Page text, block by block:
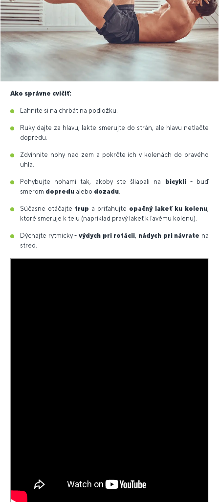
Ako správne cvičiť:
Ľahnite si na chrbát na podložku.
Ruky dajte za hlavu, lakte smerujte do strán, ale hlavu netlačte
dopredu.
Zdvihnite nohy nad zem a pokrčte ich v kolenách do pravého
uhla.
Pohybujte nohami tak, akoby ste šliapali na bicykli- buď
smerom dopredu alebo dozadu
Súčasne otáčajte trup a priťahujte opačný lakeť ku kolenu
ktoré smeruje k telu (napríklad pravý lakeť k ľavému kolenu).
Dýchajte rytmicky - výdych pri rotácii nádych pri návrate na
stred.